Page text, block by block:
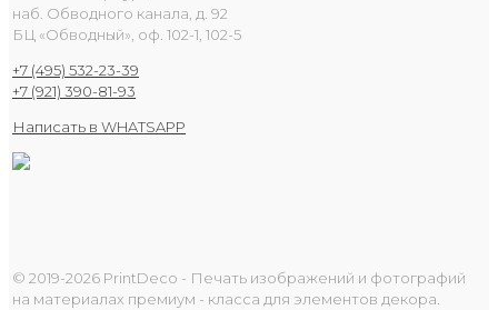
наб. Обводного канала, д. 92
БЦ «Обводный», оф. 102-1, 102-5
+7 (495) 532-23-39
+7 (921) 390-81-93
Написать в WHATSAPP
© 2019-2026 PrintDeco - Печать изображений и фотографий
на материалах премиум - класса для элементов декора.